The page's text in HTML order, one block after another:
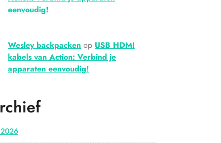
eenvoudig!
Wesley backpacken op USB HDMI
kabels van Action: Verbind je
apparaten eenvoudig!